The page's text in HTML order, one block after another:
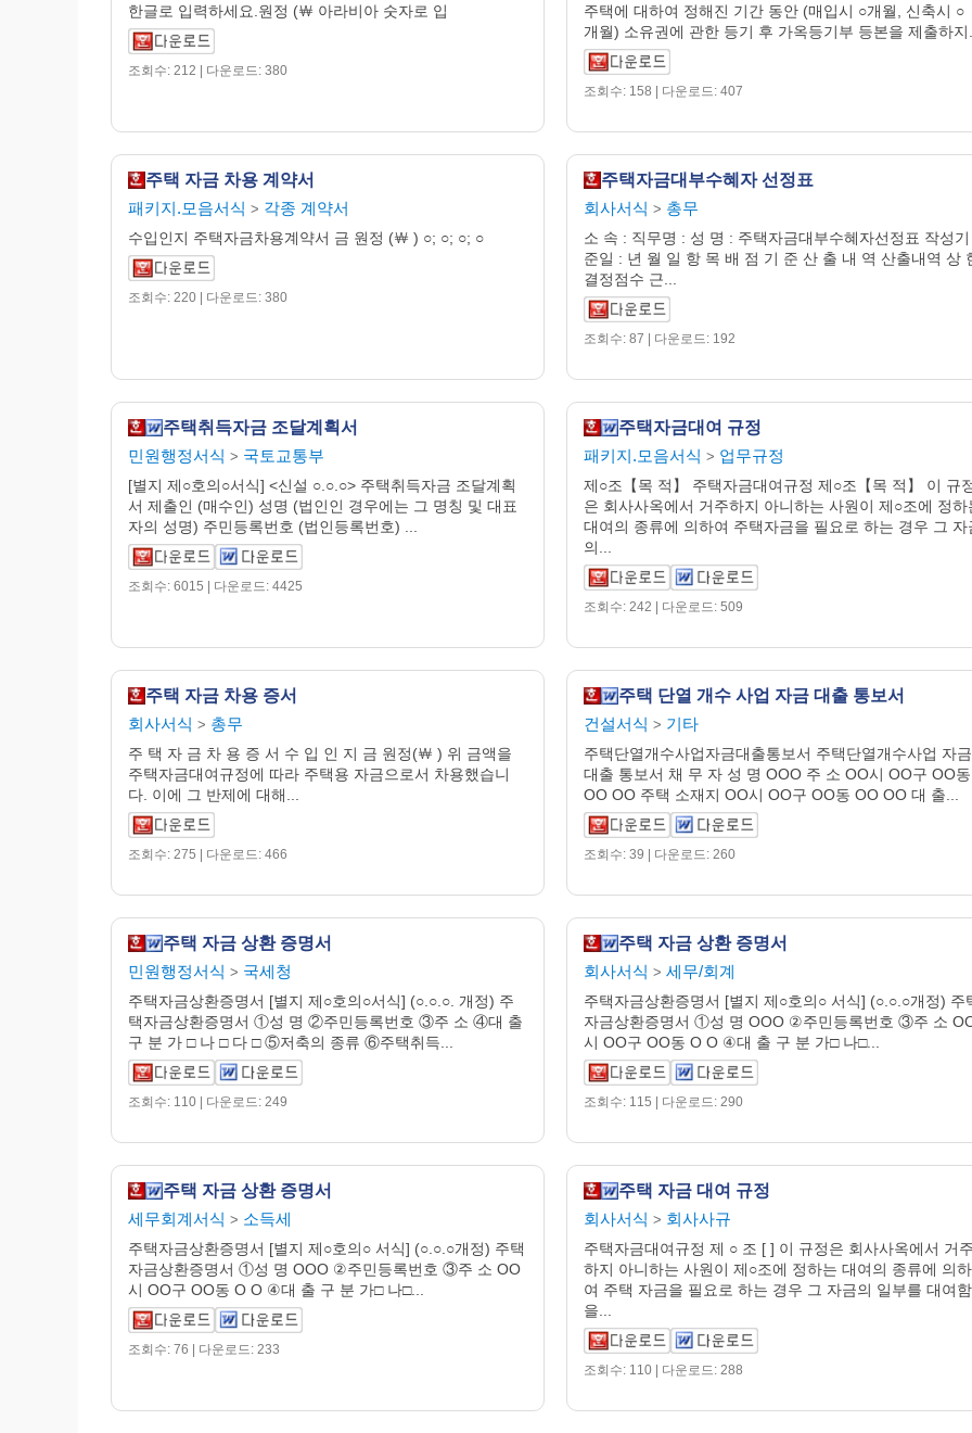
한글로 입력하세요.원정 (￦ 아라비아 숫자로 입
조회수: 212 | 다운로드: 380
주택에 대하여 정해진 기간 동안 (매입시 ○개월, 신축시 ○
개월) 소유권에 관한 등기 후 가옥등기부 등본을 제출하지...
조회수: 158 | 다운로드: 407
주택 자금 차용 계약서
패키지.모음서식 > 각종 계약서
수입인지 주택자금차용계약서 금 원정 (￦ ) ○; ○; ○; ○
조회수: 220 | 다운로드: 380
주택자금대부수혜자 선정표
회사서식 > 총무
소 속 : 직무명 : 성 명 : 주택자금대부수혜자선정표 작성기
준일 : 년 월 일 항 목 배 점 기 준 산 출 내 역 산출내역 상
결정점수 근...
조회수: 87 | 다운로드: 192
주택취득자금 조달계획서
민원행정서식 > 국토교통부
[별지 제○호의○서식] <신설 ○.○.○> 주택취득자금 조달계획
서 제출인 (매수인) 성명 (법인인 경우에는 그 명칭 및 대표
자의 성명) 주민등록번호 (법인등록번호) ...
조회수: 6015 | 다운로드: 4425
주택자금대여 규정
패키지.모음서식 > 업무규정
제○조【목 적】 주택자금대여규정 제○조【목 적】 이 규
은 회사사옥에서 거주하지 아니하는 사원이 제○조에 정하
대여의 종류에 의하여 주택자금을 필요로 하는 경우 그 자
의...
조회수: 242 | 다운로드: 509
주택 자금 차용 증서
회사서식 > 총무
주 택 자 금 차 용 증 서 수 입 인 지 금 원정(￦ ) 위 금액을
주택자금대여규정에 따라 주택용 자금으로서 차용했습니
다. 이에 그 반제에 대해...
조회수: 275 | 다운로드: 466
주택 단열 개수 사업 자금 대출 통보서
건설서식 > 기타
주택단열개수사업자금대출통보서 주택단열개수사업 자금
대출 통보서 채 무 자 성 명 OOO 주 소 OO시 OO구 OO동
OO OO 주택 소재지 OO시 OO구 OO동 OO OO 대 출...
조회수: 39 | 다운로드: 260
주택 자금 상환 증명서
민원행정서식 > 국세청
주택자금상환증명서 [별지 제○호의○서식] (○.○.○. 개정) 주
택자금상환증명서 ①성 명 ②주민등록번호 ③주 소 ④대 출
구 분 가 □ 나 □ 다 □ ⑤저축의 종류 ⑥주택취득...
조회수: 110 | 다운로드: 249
주택 자금 상환 증명서
회사서식 > 세무/회계
주택자금상환증명서 [별지 제○호의○ 서식] (○.○.○개정) 주
자금상환증명서 ①성 명 OOO ②주민등록번호 ③주 소
시 OO구 OO동 O O ④대 출 구 분 가□ 나□...
조회수: 115 | 다운로드: 290
주택 자금 상환 증명서
세무회계서식 > 소득세
주택자금상환증명서 [별지 제○호의○ 서식] (○.○.○개정) 주택
자금상환증명서 ①성 명 OOO ②주민등록번호 ③주 소 OO
시 OO구 OO동 O O ④대 출 구 분 가□ 나□...
조회수: 76 | 다운로드: 233
주택 자금 대여 규정
회사서식 > 회사사규
주택자금대여규정 제 ○ 조 [ ] 이 규정은 회사사옥에서 거주
하지 아니하는 사원이 제○조에 정하는 대여의 종류에 의하
여 주택 자금을 필요로 하는 경우 그 자금의 일부를 대여함
을...
조회수: 110 | 다운로드: 288